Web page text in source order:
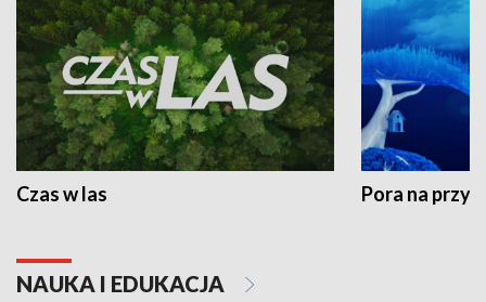
Czas w las Pora na
NAUKA I EDUKACJA